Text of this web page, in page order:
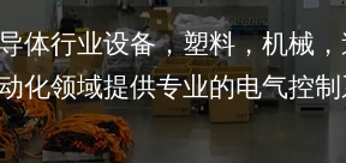
体行业设备，塑料，机械
化领域提供专业的电气控